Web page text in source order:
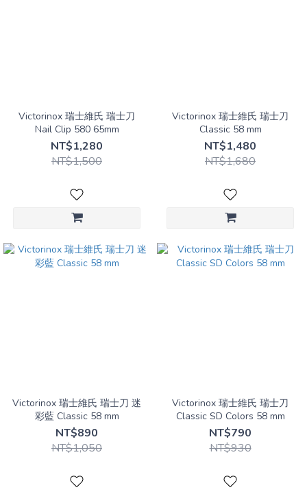
Victorinox 瑞士維氏 瑞士刀
Nail Clip 580 65mm
NT$1,280
NT$1,500
Victorinox 瑞士維氏 瑞士刀
Classic 58 mm
NT$1,480
NT$1,680
Victorinox 瑞士維氏 瑞士刀 迷
彩藍 Classic 58 mm
NT$890
NT$1,050
Victorinox 瑞士維氏 瑞士刀
Classic SD Colors 58 mm
NT$790
NT$930